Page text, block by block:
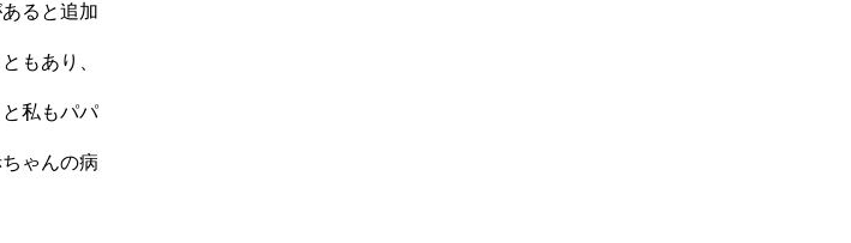
ると追加
もあり、
私もパパ
ゃんの病